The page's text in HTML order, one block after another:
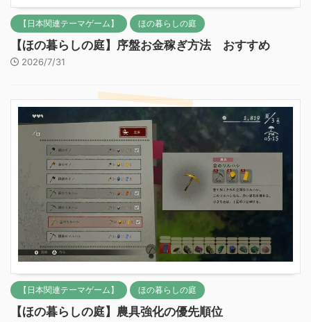
【日本関連テーマゲーム】 ほの暮らしの庭
【ほの暮らしの庭】序盤お金稼ぎ方法 おすすめ
2026/7/31
【日本関連テーマゲーム】 ほの暮らしの庭
【ほの暮らしの庭】農具強化の優先順位